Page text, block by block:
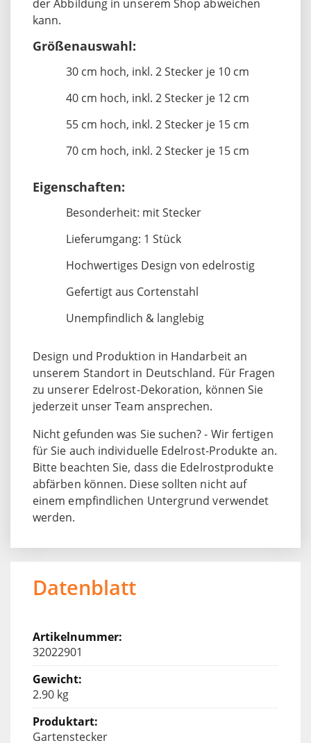
der Abbildung in unserem Shop abweichen
kann.
Größenauswahl:
30 cm hoch, inkl. 2 Stecker je 10 cm
40 cm hoch, inkl. 2 Stecker je 12 cm
55 cm hoch, inkl. 2 Stecker je 15 cm
70 cm hoch, inkl. 2 Stecker je 15 cm
Eigenschaften:
Besonderheit: mit Stecker
Lieferumgang: 1 Stück
Hochwertiges Design von edelrostig
Gefertigt aus Cortenstahl
Unempfindlich & langlebig
Design und Produktion in Handarbeit an
unserem Standort in Deutschland. Für Fragen
zu unserer Edelrost-Dekoration, können Sie
jederzeit unser Team ansprechen.
Nicht gefunden was Sie suchen? - Wir fertigen
für Sie auch individuelle Edelrost-Produkte an.
Bitte beachten Sie, dass die Edelrostprodukte
abfärben können. Diese sollten nicht auf
einem empfindlichen Untergrund verwendet
werden.
Datenblatt
32022901
2.90 kg
Gartenstecker